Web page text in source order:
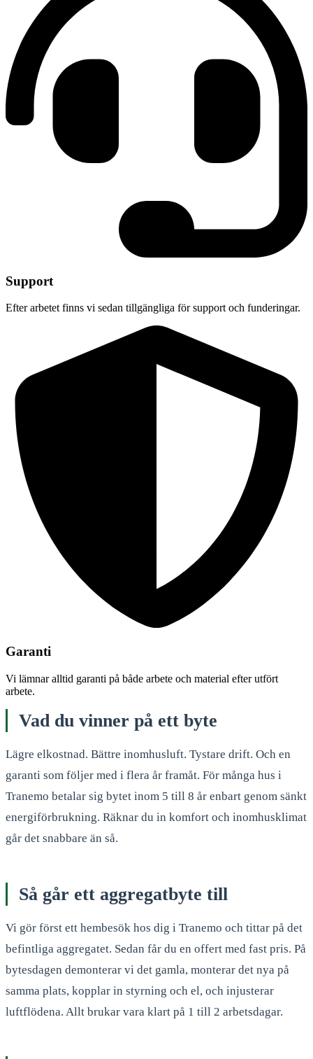
Support
Efter arbetet finns vi sedan tillgängliga för support och funderingar.
Garanti
Vi lämnar alltid garanti på både arbete och material efter utfört
arbete.
Vad du vinner på ett byte
Lägre elkostnad. Bättre inomhusluft. Tystare drift. Och en
garanti som följer med i flera år framåt. För många hus i
Tranemo betalar sig bytet inom 5 till 8 år enbart genom sänkt
energiförbrukning. Räknar du in komfort och inomhusklimat
går det snabbare än så.
Så går ett aggregatbyte till
Vi gör först ett hembesök hos dig i Tranemo och tittar på det
befintliga aggregatet. Sedan får du en offert med fast pris. På
bytesdagen demonterar vi det gamla, monterar det nya på
samma plats, kopplar in styrning och el, och injusterar
luftflödena. Allt brukar vara klart på 1 till 2 arbetsdagar.